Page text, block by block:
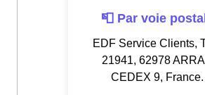
📮 Par voie
EDF Service Clients,
21941, 62978
CEDEX 9, France.